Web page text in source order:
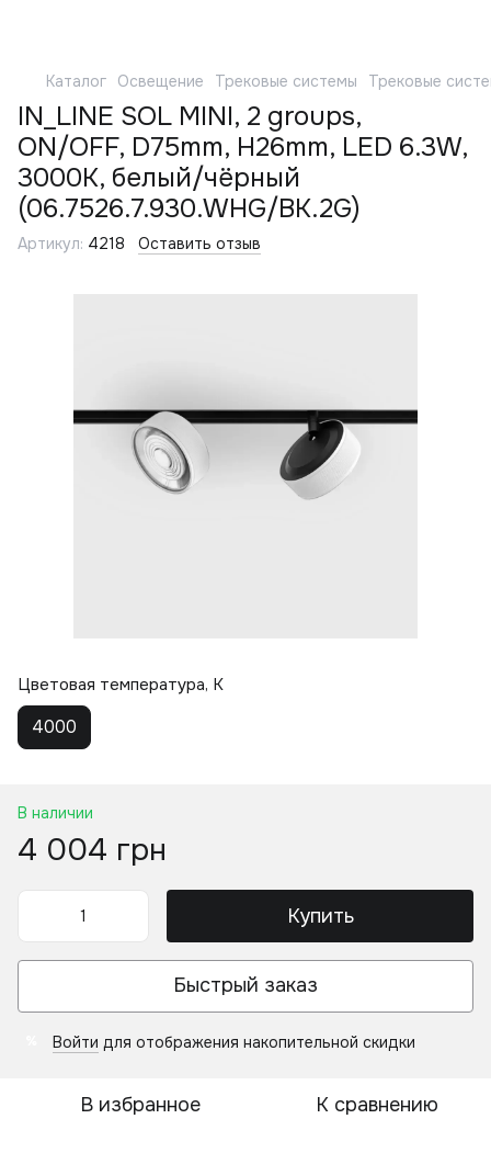
Каталог Освещение Трековые системы Трековые
IN_LINE SOL MINI, 2 groups,
ON/OFF, D75mm, H26mm, LED 6.3W,
3000K, белый/чёрный
(06.7526.7.930.WHG/BK.2G)
Артикул: 4218 Оставить отзыв
Цветовая температура, K
4000
В наличии
4 004 грн
Купить
Быстрый заказ
Войти для отображения накопительной скидки
В избранное К сравнению